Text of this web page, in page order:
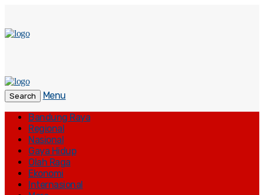
Search
Menu
Bandung Raya
Regional
Nasional
Gaya Hidup
Olah Raga
Ekonomi
Internasional